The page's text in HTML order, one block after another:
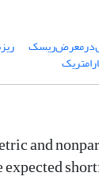
and